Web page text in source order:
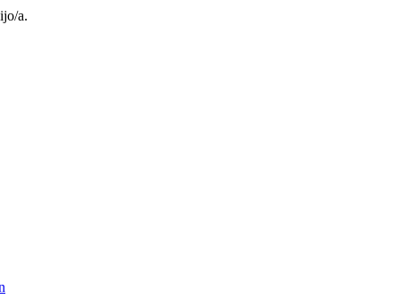
a.